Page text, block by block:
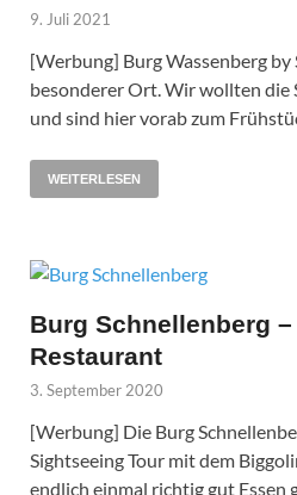
9. Juli 2021
[Werbung] Burg Wassenberg
besonderer Ort. Wir wollten die
und sind hier vorab zum
WEITERLESEN
Burg Schnellenberg
Restaurant
3. September 2020
[Werbung] Die Burg
Sightseeing Tour mit dem
endlich einmal richtig gut Essen